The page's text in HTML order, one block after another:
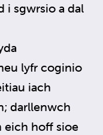
i sgwrsio a dal
lyfr coginio
iach
darllenwch
eich hoff sioe